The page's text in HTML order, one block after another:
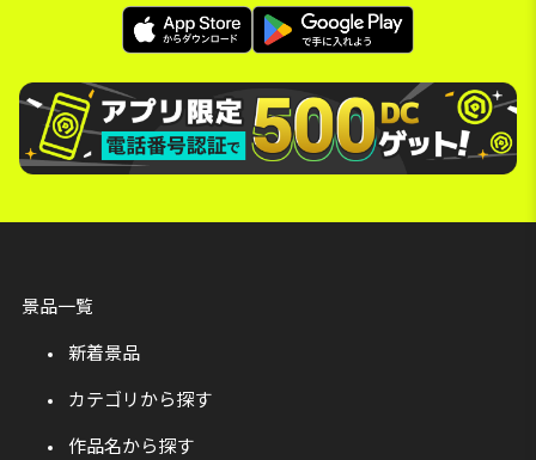
景品一覧
新着景品
カテゴリから探す
作品名から探す